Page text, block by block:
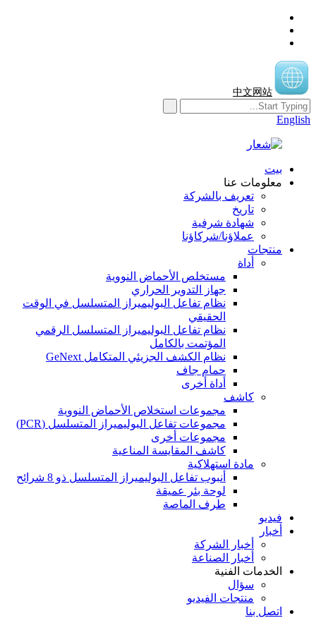
中文网站
English
بيت
معلومات عنا
تعريف بالشركة
تاريخ
شهادة شرفية
عملاؤنا/شركاؤنا
منتجات
أداة
مستخلص الأحماض النووية
جهاز التدوير الحراري
نظام تفاعل البوليميراز المتسلسل في الوقت
الحقيقي
نظام تفاعل البوليميراز المتسلسل الرقمي
المؤتمت بالكامل
نظام الكشف الجزيئي المتكامل GeNext
حمام جاف
أداة أخرى
كاشف
مجموعات استخلاص الأحماض النووية
مجموعات تفاعل البوليميراز المتسلسل (PCR)
مجموعات أخرى
كاشف المقايسة المناعية
مادة استهلاكية
أنبوب تفاعل البوليميراز المتسلسل ذو 8 شرائح
لوحة بئر عميقة
طرف الماصة
فيديو
أخبار
أخبار الشركة
أخبار الصناعة
الخدمات الفنية
سؤال
منتجات الفيديو
اتصل بنا